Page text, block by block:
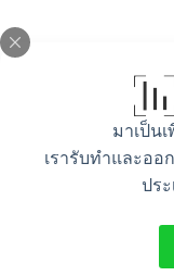
มาเป็น
เรารับทำและออ
ปร
รักษารากฟันเจ็บไ
รักษารากฟัน